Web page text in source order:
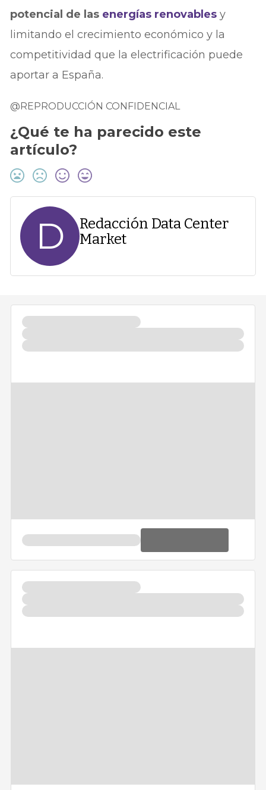
potencial de las energías renovablesy
limitando el crecimiento económico y la
competitividad que la electrificación puede
aportar a España.
@REPRODUCCIÓN CONFIDENCIAL
¿Qué te ha parecido este
artículo?
D
Redacción Data Center
Market